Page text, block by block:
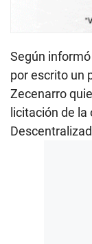
Según
por escrito un
Zecenarro
licitación de la